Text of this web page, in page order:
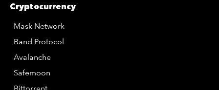
Cryptocurrency
Mask Network
Band Protocol
Avalanche
Safemoon